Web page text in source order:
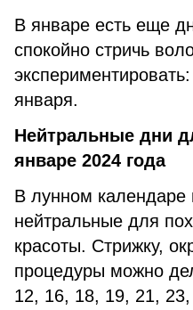
В январе есть еще
спокойно стричь
января.
Нейтральные дни
январе 2024 года
В лунном календаре
нейтральные для
красоты. Стрижку,
процедуры можно
12, 16, 18, 19, 21,